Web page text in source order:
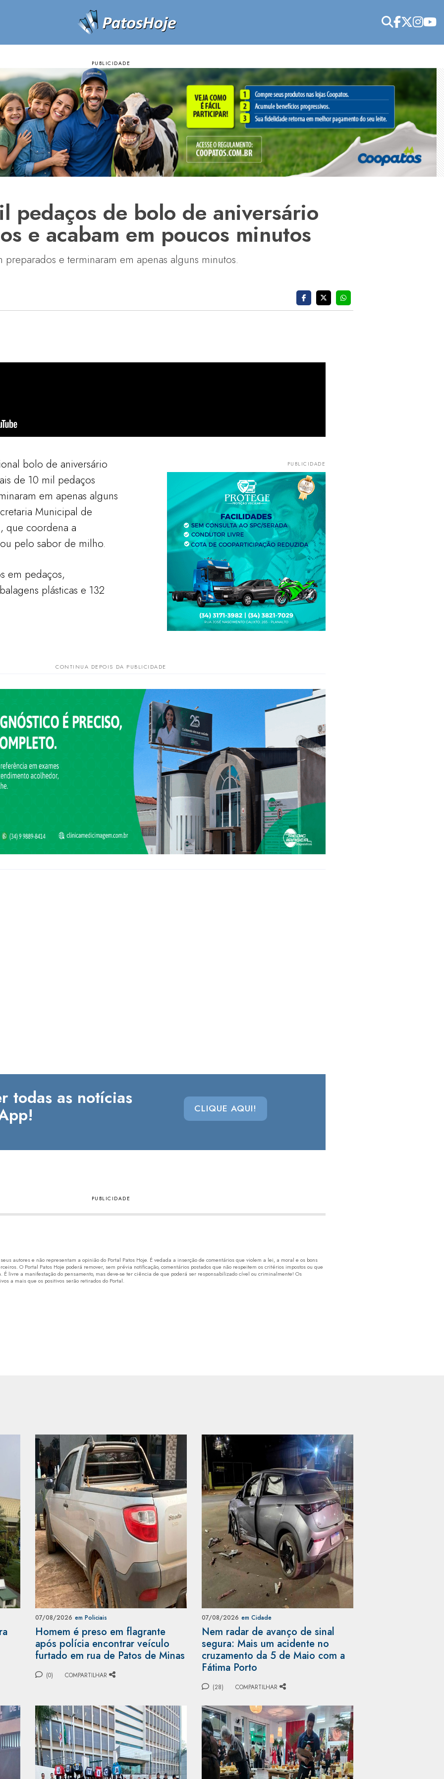
pedaços de bolo de aniversário
e acabam em poucos minutos
e terminaram em apenas alguns minutos.
bolo de aniversário
de 10 mil pedaços
em apenas alguns
Municipal de
que coordena a
pelo sabor de milho.
em pedaços,
plásticas e 132
todas as notícias CLIQUE AQUI!
autores e não representam a opinião do Portal Patos Hoje. É vedada a inserção de comentários que violem a lei, a moral e os bons
O Portal Patos Hoje poderá remover, sem prévia notificação, comentários postados que não respeitem os critérios impostos ou que
livre a manifestação do pensamento, mas deve-se ter ciência de que poderá ser responsabilizado cível ou criminalmente! Os
a mais que os positivos serão retirados do Portal.
07/08/2026 em Policiais
Homem é preso em flagrante
após polícia encontrar veículo
furtado em rua de Patos de Minas
(0) COMPARTILHAR
07/08/2026 em Cidade
Nem radar de avanço de sinal
segura: Mais um acidente no
cruzamento da 5 de Maio com a
Fátima Porto
(28) COMPARTILHAR